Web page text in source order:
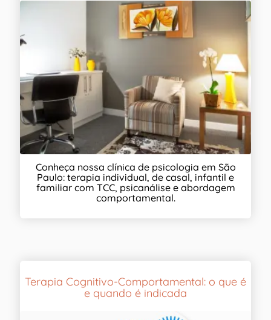
Conheça nossa clínica de psicologia em São
Paulo: terapia individual, de casal, infantil e
familiar com TCC, psicanálise e abordagem
comportamental.
Terapia Cognitivo-Comportamental: o que é
e quando é indicada